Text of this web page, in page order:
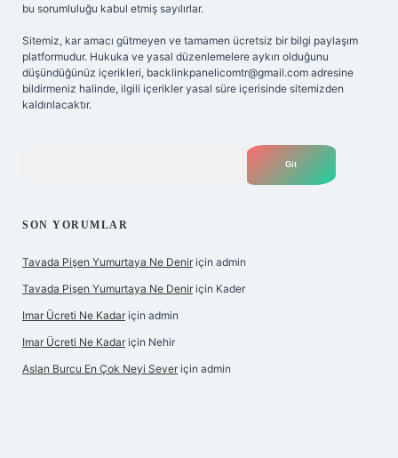
bu sorumluluğu kabul etmiş sayılırlar.
Sitemiz, kar amacı gütmeyen ve tamamen ücretsiz bir bilgi paylaşım
platformudur. Hukuka ve yasal düzenlemelere aykırı olduğunu
düşündüğünüz içerikleri, backlinkpanelicomtr@gmail.com adresine
bildirmeniz halinde, ilgili içerikler yasal süre içerisinde sitemizden
kaldırılacaktır.
SON YORUMLAR
Tavada Pişen Yumurtaya Ne Denir için admin
Tavada Pişen Yumurtaya Ne Denir için Kader
Imar Ücreti Ne Kadar için admin
Imar Ücreti Ne Kadar için Nehir
Aslan Burcu En Çok Neyi Sever için admin